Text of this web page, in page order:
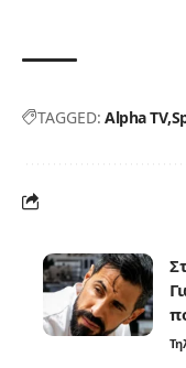
TAGGED: Alpha TV